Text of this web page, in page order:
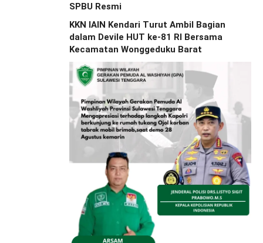
SPBU Resmi
KKN IAIN Kendari Turut Ambil Bagian
dalam Devile HUT ke-81 RI Bersama
Kecamatan Wonggeduku Barat